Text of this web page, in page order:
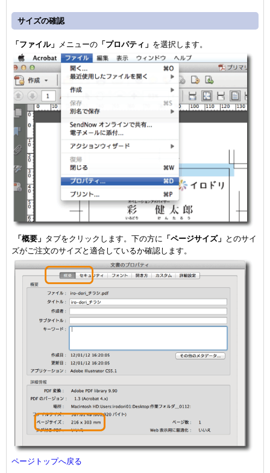
サイズの確認
「ファイル」 メニューの 「プロパティ」 を選択します。
「概要」 タブをクリックします。下の方に 「ページサイズ」 とのサイ
ズがご注文のサイズと適合しているか確認します。
ページトップへ戻る